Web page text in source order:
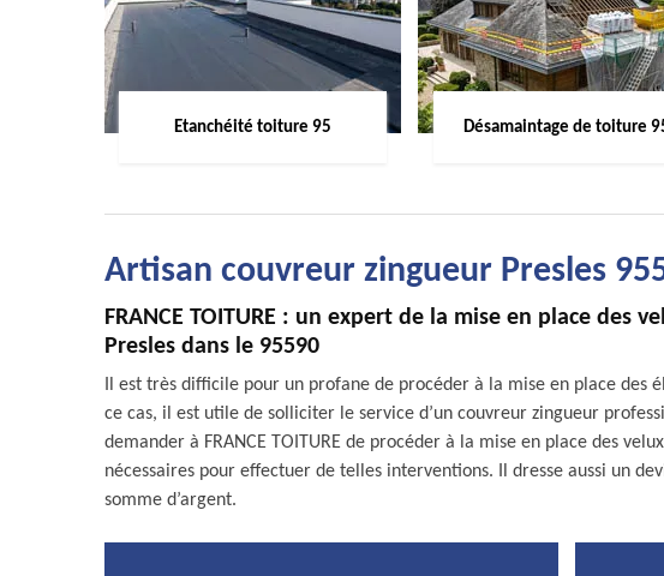
Etanchéité toiture 95 Désamaintage de toiture
Artisan couvreur zingueur Presles
FRANCE TOITURE : un expert de la mise en place des
Presles dans le 95590
Il est très difficile pour un profane de procéder à la mise en place des
ce cas, il est utile de solliciter le service d’un couvreur zingueur
demander à FRANCE TOITURE de procéder à la mise en place des
nécessaires pour effectuer de telles interventions. Il dresse aussi un
somme d’argent.